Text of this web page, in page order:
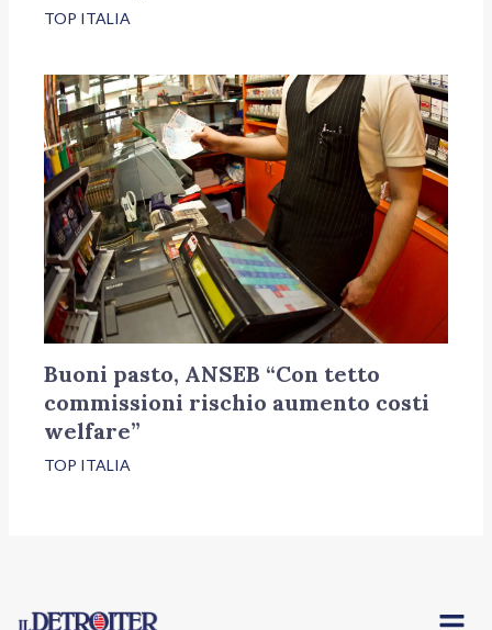
TOP ITALIA
Buoni pasto, ANSEB “Con tetto
commissioni rischio aumento costi
welfare”
TOP ITALIA
Menu